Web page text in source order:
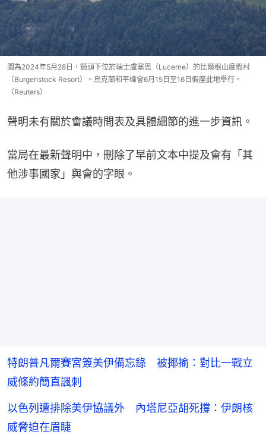
圖為2024年5月28日，鏡頭下位於瑞士盧塞恩（Lucerne）的比爾根山度假村
（Burgenstock Resort）。烏克蘭和平峰會6月15日至16日假座此地舉行。
（Reuters）
聲明未有關於會議時間表及具體細節的進一步資訊。
當局在最新聲明中，刪除了早前文本中提及會有「其
他涉事國家」與會的字眼。
特朗普凡爾賽宮簽美伊備忘錄 被揶揄：對比一戰立
威條約簡直諷刺
以色列遭排除美伊協議外 內塔尼亞胡死撐：伊朗核
威脅迫在眉睫